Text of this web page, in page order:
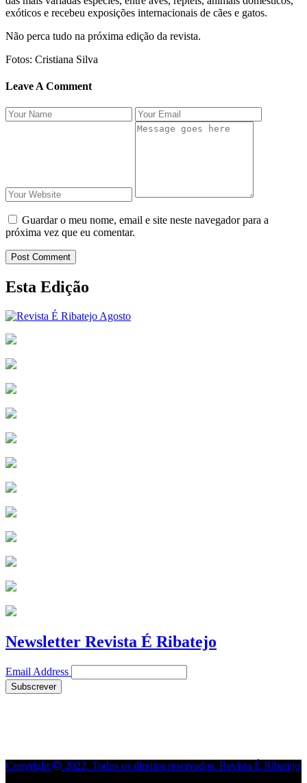
exóticos e recebeu exposições internacionais de cães e gatos.
Não perca tudo na próxima edição da revista.
Fotos: Cristiana Silva
Leave A Comment
Guardar o meu nome, email e site neste navegador para a
próxima vez que eu comentar.
Post Comment
Esta Edição
Newsletter Revista É Ribatejo
Email Address
Copyright
2022. Todos os direitos reservados. Revista É Ribatejo